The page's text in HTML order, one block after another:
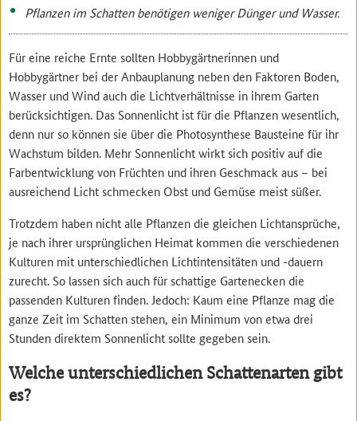
Pflanzen im Schatten benötigen weniger Dünger und Wasser.
Für eine reiche Ernte sollten Hobbygärtnerinnen und
Hobbygärtner bei der Anbauplanung neben den Faktoren Boden,
Wasser und Wind auch die Lichtverhältnisse in ihrem Garten
berücksichtigen. Das Sonnenlicht ist für die Pflanzen wesentlich,
denn nur so können sie über die Photosynthese Bausteine für ihr
Wachstum bilden. Mehr Sonnenlicht wirkt sich positiv auf die
Farbentwicklung von Früchten und ihren Geschmack aus – bei
ausreichend Licht schmecken Obst und Gemüse meist süßer.
Trotzdem haben nicht alle Pflanzen die gleichen Lichtansprüche,
je nach ihrer ursprünglichen Heimat kommen die verschiedenen
Kulturen mit unterschiedlichen Lichtintensitäten und -dauern
zurecht. So lassen sich auch für schattige Gartenecken die
passenden Kulturen finden. Jedoch: Kaum eine Pflanze mag die
ganze Zeit im Schatten stehen, ein Minimum von etwa drei
Stunden direktem Sonnenlicht sollte gegeben sein.
Welche unterschiedlichen Schattenarten gibt
es?